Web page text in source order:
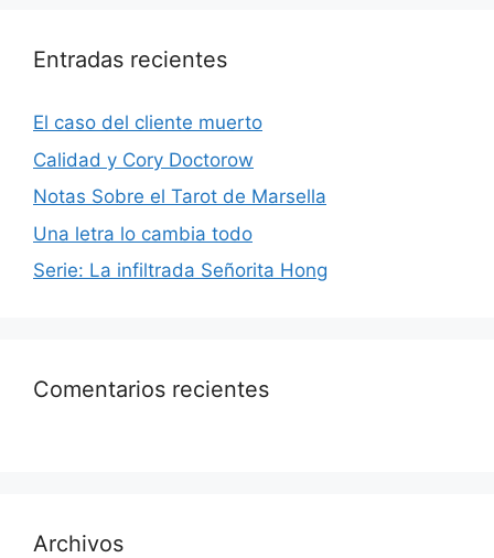
Entradas recientes
El caso del cliente muerto
Calidad y Cory Doctorow
Notas Sobre el Tarot de Marsella
Una letra lo cambia todo
Serie: La infiltrada Señorita Hong
Comentarios recientes
Archivos